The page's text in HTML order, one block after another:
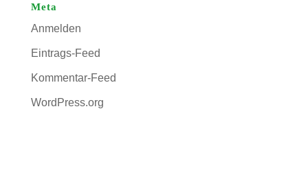
Meta
Anmelden
Eintrags-Feed
Kommentar-Feed
WordPress.org